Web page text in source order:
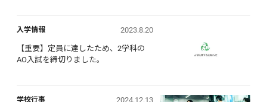
入学情報 2023.8.20
【重要】定員に達したため、2学科の
AO入試を締切りました。
学校行事 2024.12.13